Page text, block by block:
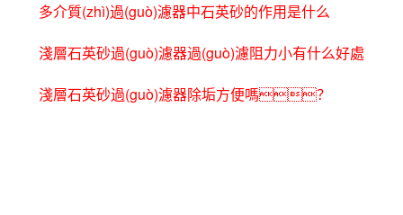
多介質(zhì)過(guò)濾器中石英砂的作用是什么
淺層石英砂過(guò)濾器過(guò)濾阻力小有什么好處
淺層石英砂過(guò)濾器除垢方便嗎？